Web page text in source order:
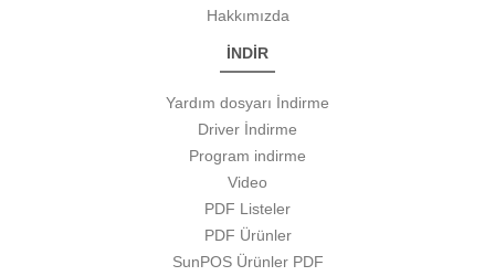
Hakkımızda
İNDİR
Yardım dosyarı İndirme
Driver İndirme
Program indirme
Video
PDF Listeler
PDF Ürünler
SunPOS Ürünler PDF